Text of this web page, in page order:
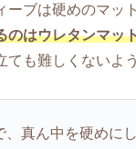
ーブは硬めのマッ
のはウレタンマッ
ても難しくないよ
、真ん中を硬めに